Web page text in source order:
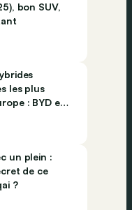
bon SUV,
les plus
: BYD et
un plein :
de ce
?